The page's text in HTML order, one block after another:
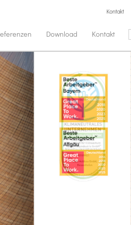
Kontakt
Download Kontakt